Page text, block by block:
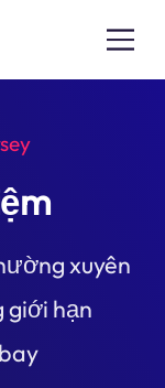
xuyên
giới hạn